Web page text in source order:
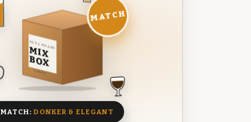
DEZE MAAND
MIX
BOX
8 BIEREN
MATCH
MATCH:DONKER & ELEGANT